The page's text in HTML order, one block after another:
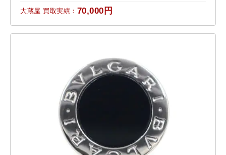
大蔵屋 買取実績： 70,000円